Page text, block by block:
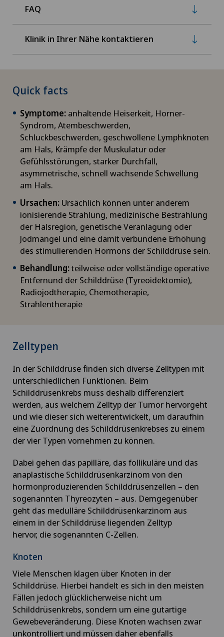
FAQ
Klinik in Ihrer Nähe kontaktieren
Quick facts
Symptome: anhaltende Heiserkeit, Horner-
Syndrom, Atembeschwerden,
Schluckbeschwerden, geschwollene Lymphknoten
am Hals, Krämpfe der Muskulatur oder
Gefühlsstörungen, starker Durchfall,
asymmetrische, schnell wachsende Schwellung
am Hals.
Ursachen: Ursächlich können unter anderem
ionisierende Strahlung, medizinische Bestrahlung
der Halsregion, genetische Veranlagung oder
Jodmangel und eine damit verbundene Erhöhung
des stimulierenden Hormons der Schilddrüse sein.
Behandlung:teilweise oder vollständige operative
Entfernund der Schilddrüse (Tyreoidektomie),
Radiojodtherapie, Chemotherapie,
Strahlentherapie
Zelltypen
In der Schilddrüse finden sich diverse Zelltypen mit
unterschiedlichen Funktionen. Beim
Schilddrüsenkrebs muss deshalb differenziert
werden, aus welchem Zelltyp der Tumor hervorgeht
und wie dieser sich weiterentwickelt, um daraufhin
eine Zuordnung des Schilddrüsenkrebses zu einem
der vier Typen vornehmen zu können.
Dabei gehen das papilläre, das follikuläre und das
anaplastische Schilddrüsenkarzinom von den
hormonproduzierenden Schilddrüsenzellen – den
sogenannten Thyreozyten – aus. Demgegenüber
geht das medulläre Schilddrüsenkarzinom aus
einem in der Schilddrüse liegenden Zelltyp
hervor, die sogenannten C-Zellen.
Knoten
Viele Menschen klagen über Knoten in der
Schilddrüse. Hierbei handelt es sich in den meisten
Fällen jedoch glücklicherweise nicht um
Schilddrüsenkrebs, sondern um eine gutartige
Gewebeveränderung. Diese Knoten wachsen zwar
unkontrolliert und müssen daher ebenfalls